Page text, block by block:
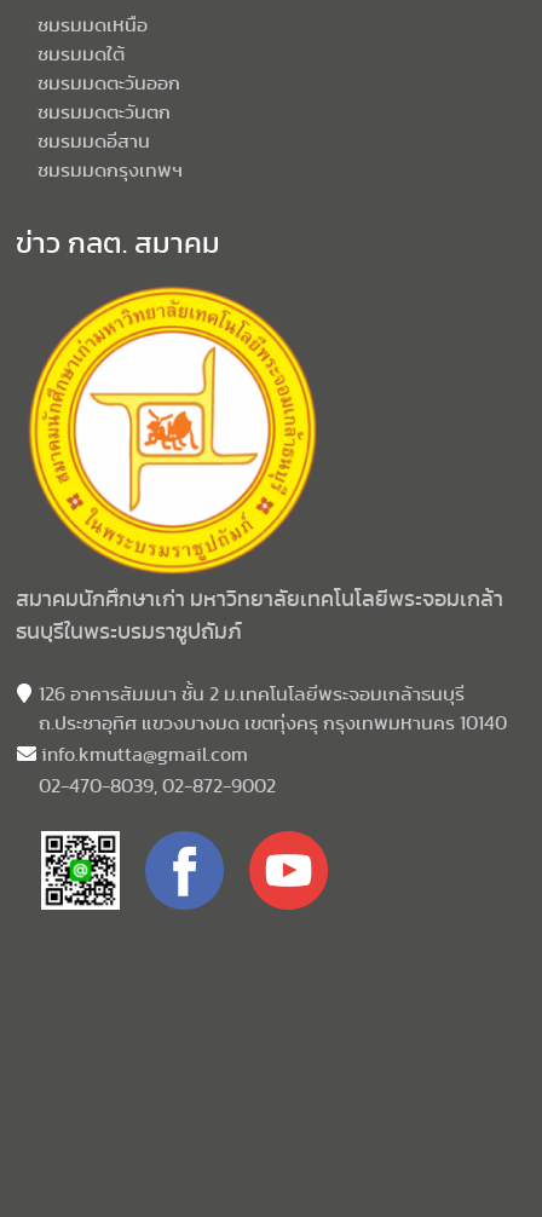
ชมรมมดเหนือ
ชมรมมดใต้
ชมรมมดตะวันออก
ชมรมมดตะวันตก
ชมรมมดอีสาน
ชมรมมดกรุงเทพฯ
ข่าว กลต. สมาคม
สมาคมนักศึกษาเก่า มหาวิทยาลัยเทคโนโลยีพระจอมเกล้า
ธนบุรีในพระบรมราชูปถัมภ์
126 อาคารสัมมนา ชั้น 2 ม.เทคโนโลยีพระจอมเกล้าธนบุรี
ถ.ประชาอุทิศ แขวงบางมด เขตทุ่งครุ กรุงเทพมหานคร 10140
info.kmutta@gmail.com
02-470-8039, 02-872-9002